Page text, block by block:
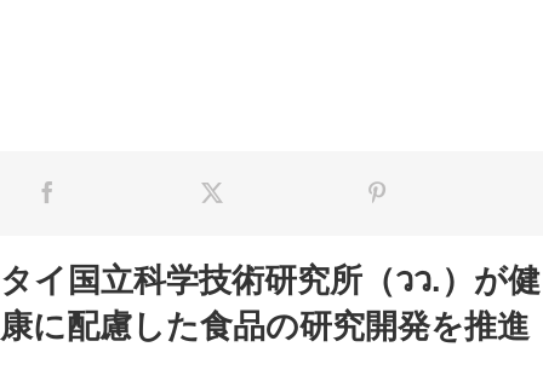
タイ国立科学技術研究所（วว.）が健
康に配慮した食品の研究開発を推進